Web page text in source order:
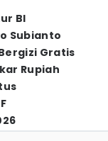
BI
Subianto
Gratis
Rupiah